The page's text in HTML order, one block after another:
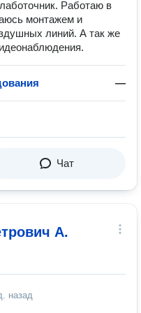
Работаю в
монтажем и
линий. А так же
—
Чат
А.
назад